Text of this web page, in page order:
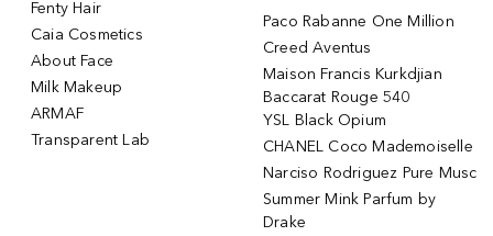
Fenty Hair
Caia Cosmetics
About Face
Milk Makeup
ARMAF
Transparent Lab
Paco Rabanne One Million
Creed Aventus
Maison Francis Kurkdjian
Baccarat Rouge 540
YSL Black Opium
CHANEL Coco Mademoiselle
Narciso Rodriguez Pure Musc
Summer Mink Parfum by
Drake